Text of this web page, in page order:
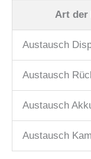
Art der
Austausch
Austausch
Austausch
Austausch